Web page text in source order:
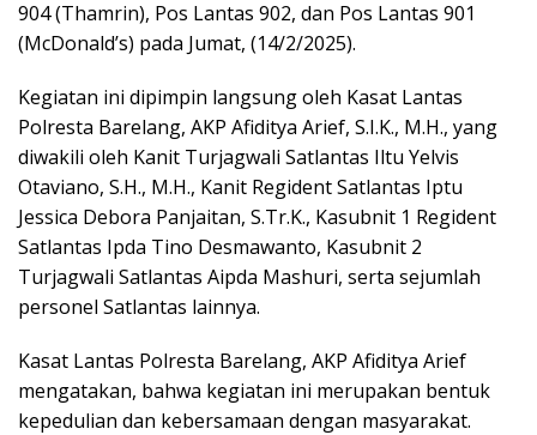
904 (Thamrin), Pos Lantas 902, dan Pos Lantas 901
(McDonald’s) pada Jumat, (14/2/2025).
Kegiatan ini dipimpin langsung oleh Kasat Lantas
Polresta Barelang, AKP Afiditya Arief, S.I.K., M.H., yang
diwakili oleh Kanit Turjagwali Satlantas Iltu Yelvis
Otaviano, S.H., M.H., Kanit Regident Satlantas Iptu
Jessica Debora Panjaitan, S.Tr.K., Kasubnit 1 Regident
Satlantas Ipda Tino Desmawanto, Kasubnit 2
Turjagwali Satlantas Aipda Mashuri, serta sejumlah
personel Satlantas lainnya.
Kasat Lantas Polresta Barelang, AKP Afiditya Arief
mengatakan, bahwa kegiatan ini merupakan bentuk
kepedulian dan kebersamaan dengan masyarakat.